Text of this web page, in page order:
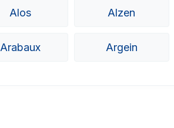
Alos Alzen
Arabaux Argein